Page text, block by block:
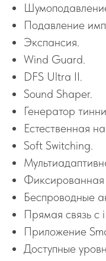
Подавление
Экспансия.
Wind Guard.
DFS Ultra II.
Sound Shaper.
Генератор
Естественная
Soft Switching.
Фиксированная
Беспроводные
Прямая связь с
Приложение
Доступные